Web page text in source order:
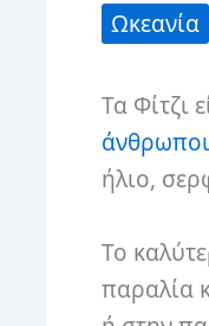
Ωκεανία
Τα Φίτζι
άνθρωποι
ήλιο,
Το
παραλία